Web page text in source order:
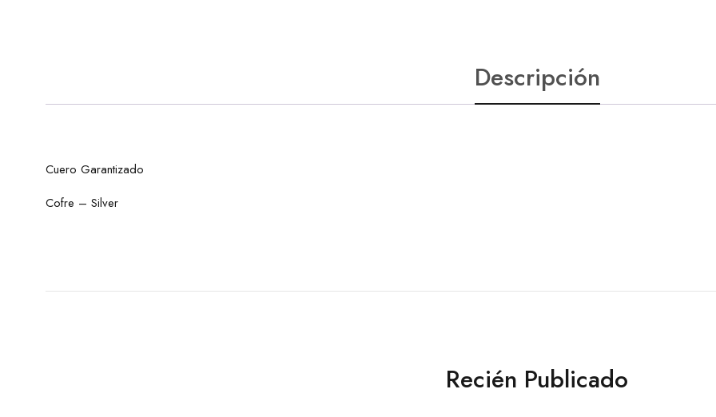
Descripción
Cuero Garantizado
Cofre – Silver
Recién Publicado